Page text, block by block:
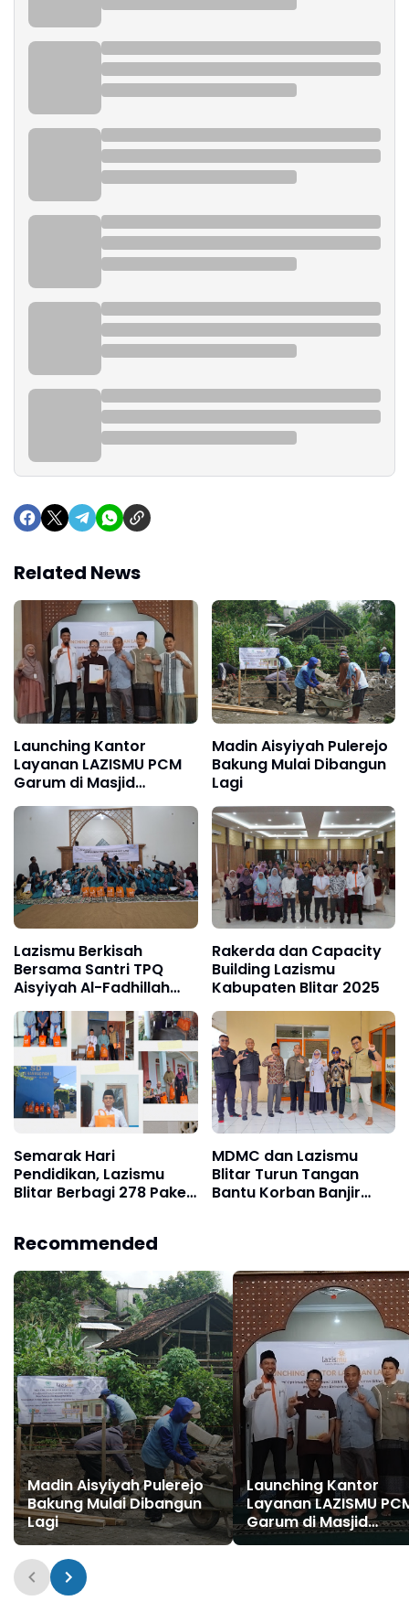
Related News
Launching Kantor
Layanan LAZISMU PCM
Garum di Masjid
Garum
Madin Aisyiyah Pulerejo
Bakung Mulai Dibangun
Lagi
Lazismu Berkisah
Bersama Santri TPQ
Aisyiyah Al-Fadhillah
Desa Resapombo, Doko
Rakerda dan Capacity
Building Lazismu
Kabupaten Blitar 2025
Semarak Hari
Pendidikan, Lazismu
Blitar Berbagi 278 Paket
Blitar
MDMC dan Lazismu
Blitar Turun Tangan
Bantu Korban Banjir
Recommended
Madin Aisyiyah Pulerejo
Bakung Mulai Dibangun
Lagi
Launching Kantor
Layanan LAZISMU
Garum di Masjid
Bustanuttaqwa